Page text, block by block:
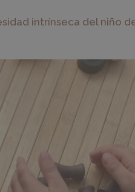
intrínseca del niño